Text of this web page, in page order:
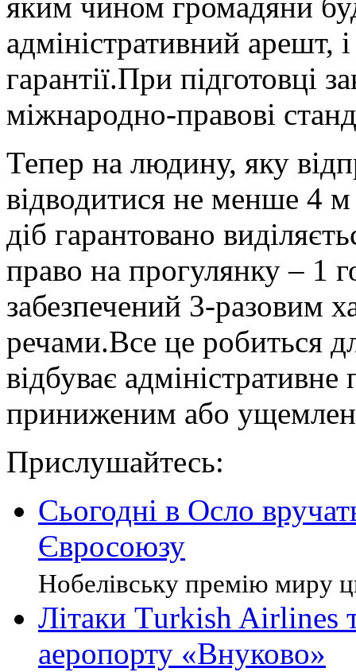
яким чином громадяни
адміністративний арешт,
гарантії.При підготовці
міжнародно-правові
Тепер на людину, яку
відводитися не менше 4
діб гарантовано
право на прогулянку – 1
забезпечений 3-разовим
речами.Все це робиться
відбуває
приниженим або
Прислушайтесь:
Сьогодні в Осло
Євросоюзу
Нобелівську премію миру
Літаки Тurkish Airlines
аеропорту «Внуково»